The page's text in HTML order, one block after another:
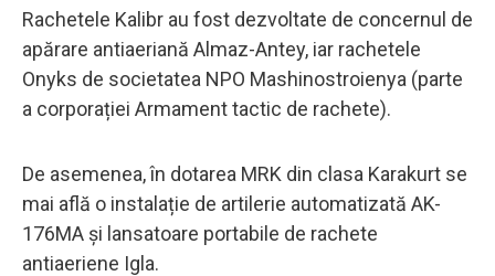
Rachetele Kalibr au fost dezvoltate de concernul de
apărare antiaeriană Almaz-Antey, iar rachetele
Onyks de societatea NPO Mashinostroienya (parte
a corporației Armament tactic de rachete).
De asemenea, în dotarea MRK din clasa Karakurt se
mai află o instalație de artilerie automatizată AK-
176MA și lansatoare portabile de rachete
antiaeriene Igla.